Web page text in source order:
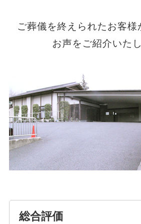
ご葬儀を終えられたお客様
お声をご紹介いたし
総合評価